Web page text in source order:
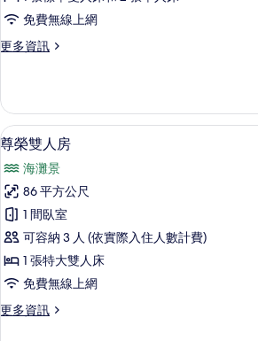
墅
的
所
相
片
免費無線上網
更多資訊
更
別
墅
的
詳
情
顯
示
尊
榮
雙
人
房
的
所
9
尊榮雙人房
海灘景
86 平方公尺
1 間臥室
可容納 3 人 (依實際入住人數計費)
1 張特大雙人床
免費無線上網
更多資訊
更